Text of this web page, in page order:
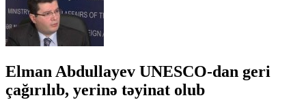
Elman Abdullayev UNESCO-dan geri
çağırılıb, yerinə təyinat olub